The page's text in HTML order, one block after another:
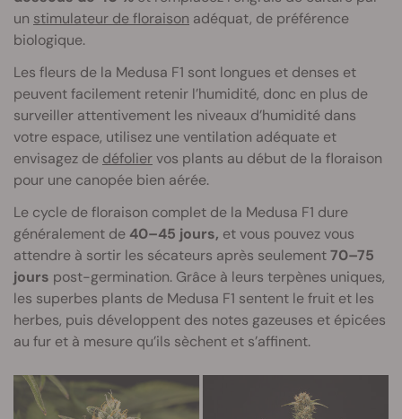
un stimulateur de floraison adéquat, de préférence
biologique.
Les fleurs de la Medusa F1 sont longues et denses et
peuvent facilement retenir l’humidité, donc en plus de
surveiller attentivement les niveaux d’humidité dans
votre espace, utilisez une ventilation adéquate et
envisagez de défoliervos plants au début de la floraison
pour une canopée bien aérée.
Le cycle de floraison complet de la Medusa F1 dure
généralement de 40–45 jours, et vous pouvez vous
attendre à sortir les sécateurs après seulement70–75
jours post-germination. Grâce à leurs terpènes uniques,
les superbes plants de Medusa F1 sentent le fruit et les
herbes, puis développent des notes gazeuses et épicées
au fur et à mesure qu’ils sèchent et s’affinent.